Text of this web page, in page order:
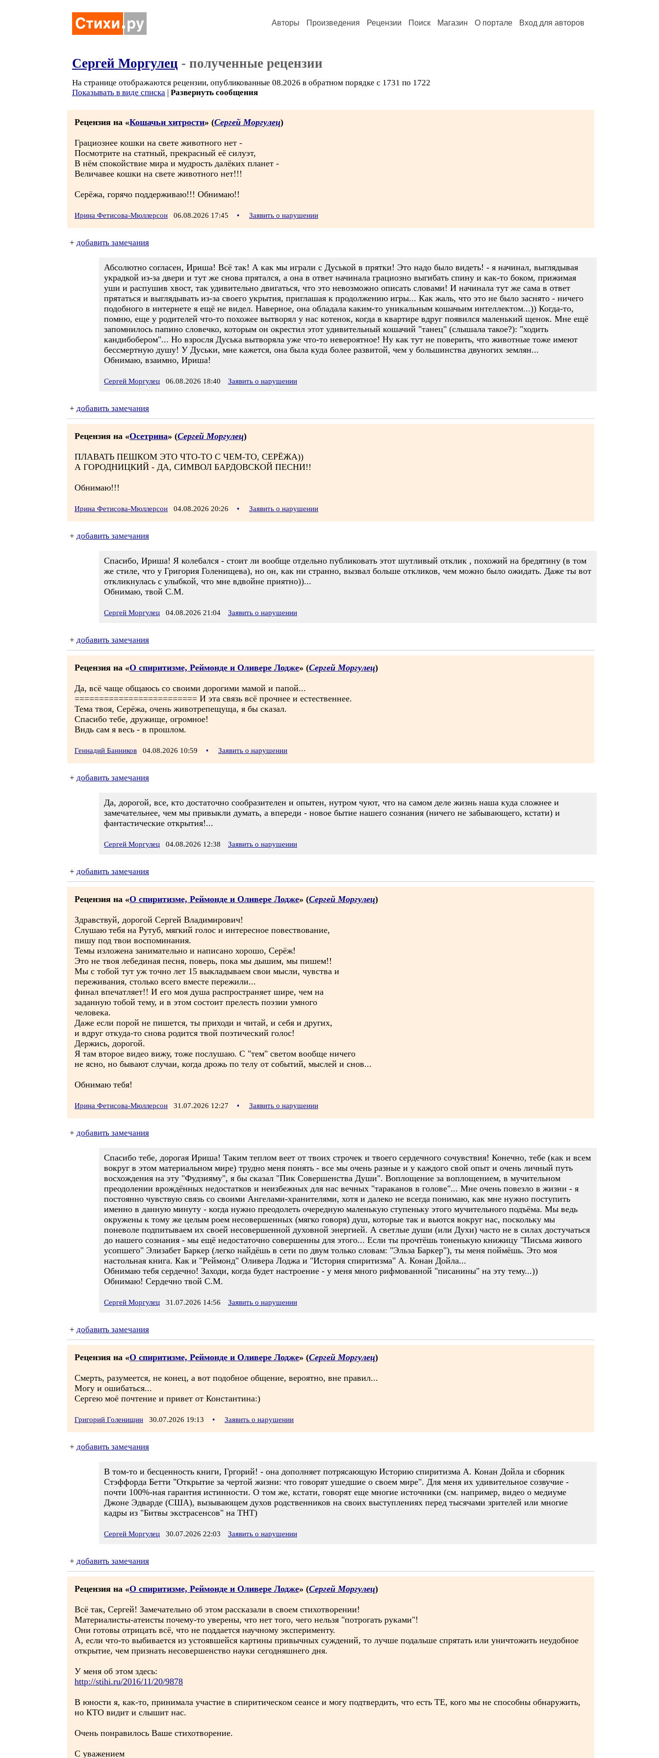
Авторы Произведения Рецензии Поиск Магазин О портале Вход для авторов
Сергей Моргулец - полученные рецензии
На странице отображаются рецензии, опубликованные 08.2026 в обратном порядке с 1731 по 1722
Показывать в виде списка | Развернуть сообщения
Рецензия на «Кошачьи хитрости» (Сергей Моргулец)
Грациознее кошки на свете животного нет -
Посмотрите на статный, прекрасный её силуэт,
В нём спокойствие мира и мудрость далёких планет -
Величавее кошки на свете животного нет!!!
Серёжа, горячо поддерживаю!!! Обнимаю!!
Ирина Фетисова-Мюллерсон 06.08.2026 17:45 • Заявить о нарушении
+ добавить замечания
Абсолютно согласен, Ириша! Всё так! А как мы играли с Дуськой в прятки! Это надо было видеть! - я начинал, выглядывая
украдкой из-за двери и тут же снова прятался, а она в ответ начинала грациозно выгибать спину и как-то боком, прижимая
уши и распушив хвост, так удивительно двигаться, что это невозможно описать словами! И начинала тут же сама в ответ
прятаться и выглядывать из-за своего укрытия, приглашая к продолжению игры... Как жаль, что это не было заснято - ничего
подобного в интернете я ещё не видел. Наверное, она обладала каким-то уникальным кошачьим интеллектом...)) Когда-то,
помню, еще у родителей что-то похожее вытворял у нас котенок, когда в квартире вдруг появился маленький щенок. Мне ещё
запомнилось папино словечко, которым он окрестил этот удивительный кошачий "танец" (слышала такое?): "ходить
кандибобером"... Но взросля Дуська вытворяла уже что-то невероятное! Ну как тут не поверить, что животные тоже имеют
бессмертную душу! У Дуськи, мне кажется, она была куда более развитой, чем у большинства двуногих землян...
Обнимаю, взаимно, Ириша!
Сергей Моргулец 06.08.2026 18:40 Заявить о нарушении
+ добавить замечания
Рецензия на «Осетрина» (Сергей Моргулец)
ПЛАВАТЬ ПЕШКОМ ЭТО ЧТО-ТО С ЧЕМ-ТО, СЕРЁЖА))
А ГОРОДНИЦКИЙ - ДА, СИМВОЛ БАРДОВСКОЙ ПЕСНИ!!
Обнимаю!!!
Ирина Фетисова-Мюллерсон 04.08.2026 20:26 • Заявить о нарушении
+ добавить замечания
Спасибо, Ириша! Я колебался - стоит ли вообще отдельно публиковать этот шутливый отклик , похожий на бредятину (в том
же стиле, что у Григория Голенищева), но он, как ни странно, вызвал больше откликов, чем можно было ожидать. Даже ты вот
откликнулась с улыбкой, что мне вдвойне приятно))...
Обнимаю, твой С.М.
Сергей Моргулец 04.08.2026 21:04 Заявить о нарушении
+ добавить замечания
Рецензия на «О спиритизме, Реймонде и Оливере Лодже» (Сергей Моргулец)
Да, всё чаще общаюсь со своими дорогими мамой и папой...
========================= И эта связь всё прочнее и естественнее.
Тема твоя, Серёжа, очень животрепещуща, я бы сказал.
Спасибо тебе, дружище, огромное!
Вндь сам я весь - в прошлом.
Геннадий Банников 04.08.2026 10:59 • Заявить о нарушении
+ добавить замечания
Да, дорогой, все, кто достаточно сообразителен и опытен, нутром чуют, что на самом деле жизнь наша куда сложнее и
замечательнее, чем мы привыкли думать, а впереди - новое бытие нашего сознания (ничего не забывающего, кстати) и
фантастические открытия!...
Сергей Моргулец 04.08.2026 12:38 Заявить о нарушении
+ добавить замечания
Рецензия на «О спиритизме, Реймонде и Оливере Лодже» (Сергей Моргулец)
Здравствуй, дорогой Сергей Владимирович!
Слушаю тебя на Рутуб, мягкий голос и интересное повествование,
пишу под твои воспоминания.
Темы изложена занимательно и написано хорошо, Серёж!
Это не твоя лебединая песня, поверь, пока мы дышим, мы пишем!!
Мы с тобой тут уж точно лет 15 выкладываем свои мысли, чувства и
переживания, столько всего вместе пережили...
финал впечатляет!! И его моя душа распространяет шире, чем на
заданную тобой тему, и в этом состоит прелесть поэзии умного
человека.
Даже если порой не пишется, ты приходи и читай, и себя и других,
и вдруг откуда-то снова родится твой поэтический голос!
Держись, дорогой.
Я там второе видео вижу, тоже послушаю. С "тем" светом вообще ничего
не ясно, но бывают случаи, когда дрожь по телу от событий, мыслей и снов...
Обнимаю тебя!
Ирина Фетисова-Мюллерсон 31.07.2026 12:27 • Заявить о нарушении
+ добавить замечания
Спасибо тебе, дорогая Ириша! Таким теплом веет от твоих строчек и твоего сердечного сочувствия! Конечно, тебе (как и всем
вокруг в этом материальном мире) трудно меня понять - все мы очень разные и у каждого свой опыт и очень личный путь
восхождения на эту "Фудзияму", я бы сказал "Пик Совершенства Души". Воплощение за воплощением, в мучительном
преодолении врождённых недостатков и неизбежных для нас вечных "тараканов в голове"... Мне очень повезло в жизни - я
постоянно чувствую связь со своими Ангелами-хранителями, хотя и далеко не всегда понимаю, как мне нужно поступить
именно в данную минуту - когда нужно преодолеть очередную маленькую ступеньку этого мучительного подъёма. Мы ведь
окружены к тому же целым роем несовершенных (мягко говоря) душ, которые так и вьются вокруг нас, поскольку мы
поневоле подпитываем их своей несовершенной духовной энергией. А светлые души (или Духи) часто не в силах достучаться
до нашего сознания - мы ещё недостаточно совершенны для этого... Если ты прочтёшь тоненькую книжицу "Письма живого
усопшего" Элизабет Баркер (легко найдёшь в сети по двум только словам: "Эльза Баркер"), ты меня поймёшь. Это моя
настольная книга. Как и "Реймонд" Оливера Лоджа и "История спиритизма" А. Конан Дойла...
Обнимаю тебя сердечно! Заходи, когда будет настроение - у меня много рифмованной "писанины" на эту тему...))
Обнимаю! Сердечно твой С.М.
Сергей Моргулец 31.07.2026 14:56 Заявить о нарушении
+ добавить замечания
Рецензия на «О спиритизме, Реймонде и Оливере Лодже» (Сергей Моргулец)
Смерть, разумеется, не конец, а вот подобное общение, вероятно, вне правил...
Могу и ошибаться...
Сергею моё почтение и привет от Константина:)
Григорий Голенищин 30.07.2026 19:13 • Заявить о нарушении
+ добавить замечания
В том-то и бесценность книги, Гргорий! - она дополняет потрясающую Историю спиритизма А. Конан Дойла и сборник
Стэффорда Бетти "Открытие за чертой жизни: что говорят ушедшие о своем мире". Для меня их удивительное созвучие -
почти 100%-ная гарантия истинности. О том же, кстати, говорят еще многие источники (см. например, видео о медиуме
Джоне Эдварде (США), вызывающем духов родственников на своих выступлениях перед тысячами зрителей или многие
кадры из "Битвы экстрасенсов" на ТНТ)
Сергей Моргулец 30.07.2026 22:03 Заявить о нарушении
+ добавить замечания
Рецензия на «О спиритизме, Реймонде и Оливере Лодже» (Сергей Моргулец)
Всё так, Сергей! Замечательно об этом рассказали в своем стихотворении!
Материалисты-атеисты почему-то уверены, что нет того, чего нельзя "потрогать руками"!
Они готовы отрицать всё, что не поддается научному эксперименту.
А, если что-то выбивается из устоявшейся картины привычных суждений, то лучше подальше спрятать или уничтожить неудобное
открытие, чем признать несовершенство науки сегодняшнего дня.
У меня об этом здесь:
http://stihi.ru/2016/11/20/9878
В юности я, как-то, принимала участие в спиритическом сеансе и могу подтвердить, что есть ТЕ, кого мы не способны обнаружить,
но КТО видит и слышит нас.
Очень понравилось Ваше стихотворение.
С уважением